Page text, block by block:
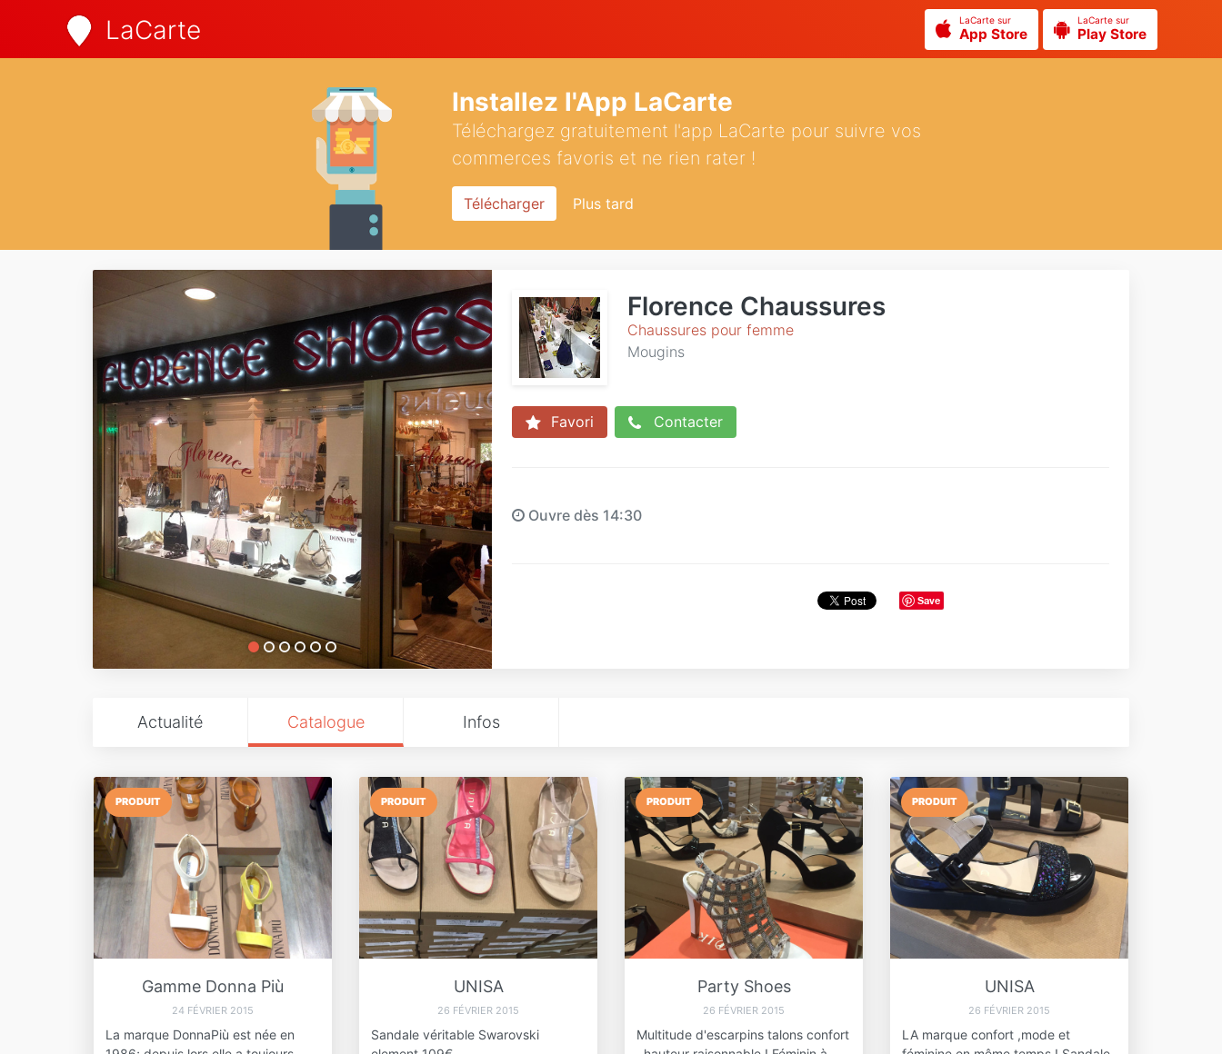
LaCarte LaCarte sur
App Store
LaCarte sur
Play Store
Installez l'App LaCarte
Téléchargez gratuitement l'app LaCarte pour suivre vos
commerces favoris et ne rien rater !
Télécharger Plus tard
Florence Chaussures
Chaussures pour femme
Mougins
Favori Contacter
Ouvre dès 14:30
Save
Actualité Catalogue Infos
PRODUIT
Gamme Donna Più
24 FÉVRIER 2015
La marque DonnaPiù est née en
PRODUIT
UNISA
26 FÉVRIER 2015
Sandale véritable Swarovski
PRODUIT
Party Shoes
26 FÉVRIER 2015
Multitude d'escarpins talons confort
PRODUIT
UNISA
26 FÉVRIER 2015
LA marque confort ,mode et